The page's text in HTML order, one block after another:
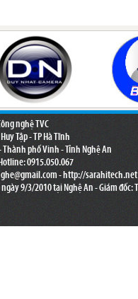
nghệ TVC
Tập - TP Hà Tĩnh
Thành phố Vinh - Tỉnh Nghệ An
0915.050.067
- http://sarahitech.net
9/3/2010 tại Nghệ An - Giám đốc: